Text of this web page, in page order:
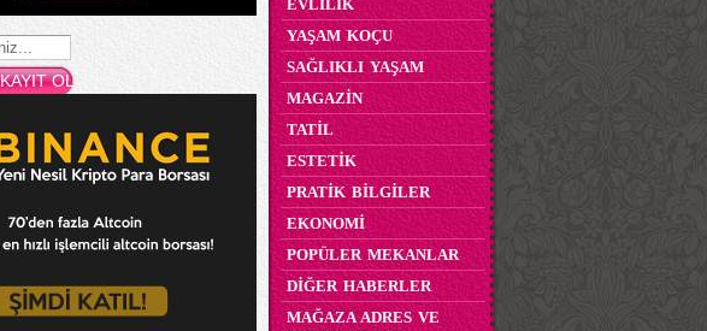
EVLİLİK
YAŞAM KOÇU
SAĞLIKLI YAŞAM
MAGAZİN
TATİL
ESTETİK
PRATİK BİLGİLER
EKONOMİ
POPÜLER MEKANLAR
DİĞER HABERLER
MAĞAZA ADRES VE